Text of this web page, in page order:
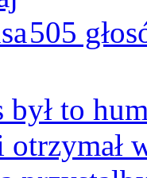
505
był to
otrzymał